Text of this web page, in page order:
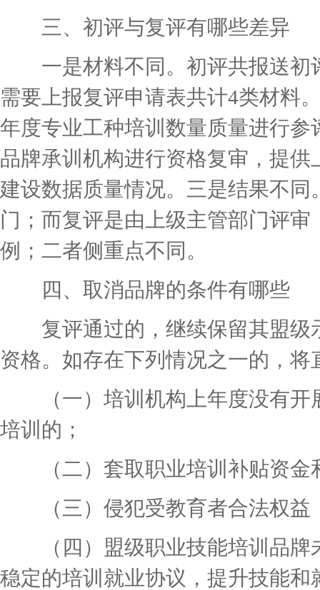
三、初评与复评有哪些差异
一是材料不同。初评共报送初
需要上报复评申请表共计4类材料
年度专业工种培训数量质量进行
品牌承训机构进行资格复审，提
建设数据质量情况。三是结果不
门；而复评是由上级主管部门评
例；二者侧重点不同。
四、取消品牌的条件有哪些
复评通过的，继续保留其盟级
资格。如存在下列情况之一的，
（一）培训机构上年度没有开
培训的；
（二）套取职业培训补贴资金
（三）侵犯受教育者合法权益
（四）盟级职业技能培训品牌
稳定的培训就业协议，提升技能和